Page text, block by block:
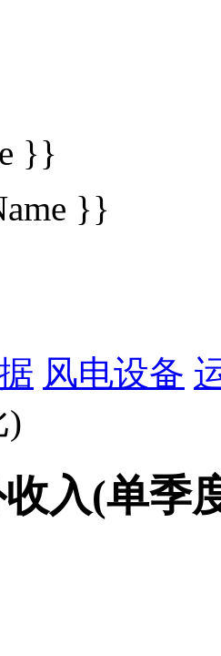
}}
}}
风电设备
)
入(单季